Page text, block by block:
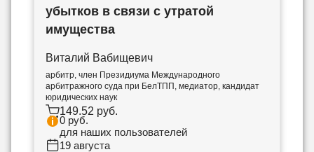
убытков в связи с утратой
имущества
Виталий Вабищевич
арбитр, член Президиума Международного
арбитражного суда при БелТПП, медиатор, кандидат
юридических наук
149.52 руб.
0 руб.
для наших пользователей
19 августа